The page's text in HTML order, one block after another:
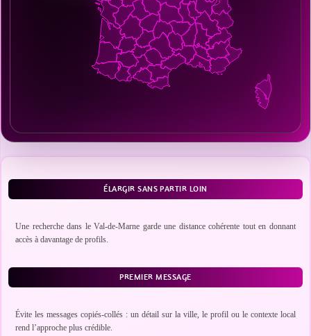
ÉLARGIR SANS PARTIR LOIN
Une recherche dans le Val-de-Marne garde une distance cohérente tout en donnant
accès à davantage de profils.
PREMIER MESSAGE
Évite les messages copiés-collés : un détail sur la ville, le profil ou le contexte local
rend l’approche plus crédible.